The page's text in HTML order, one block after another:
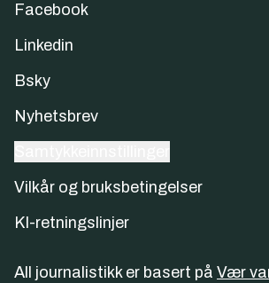
Facebook
Linkedin
Bsky
Nyhetsbrev
Vilkår og bruksbetingelser
KI-retningslinjer
All journalistikk er basert på Vær